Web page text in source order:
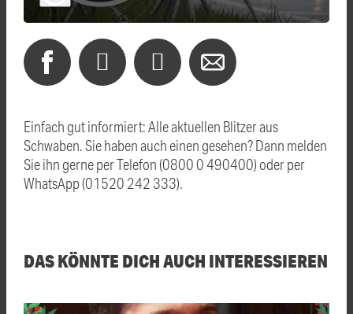
Einfach gut informiert: Alle aktuellen Blitzer aus
Schwaben. Sie haben auch einen gesehen? Dann melden
Sie ihn gerne per Telefon (0800 0 490400) oder per
WhatsApp (01520 242 333).
DAS KÖNNTE DICH AUCH INTERESSIEREN